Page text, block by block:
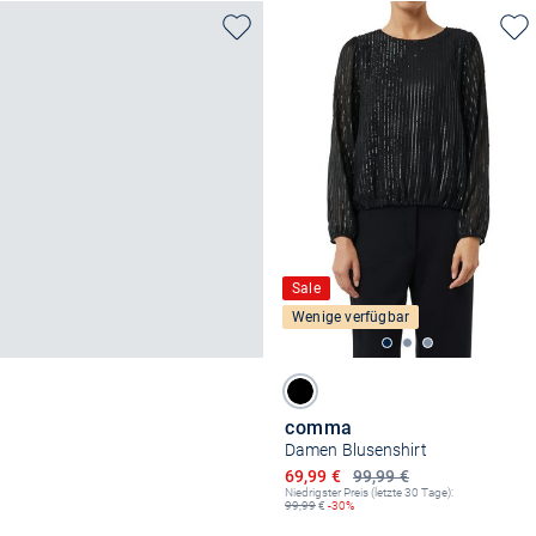
Sale
Wenige verfügbar
comma
Damen Blusenshirt
99,99 €
Ermäßigter Preis
69,99 €
Niedrigster Preis (letzte 30 Tage):
99,99€ -30%